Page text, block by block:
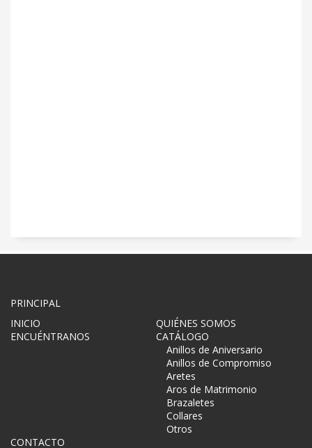
PRINCIPAL
INICIO
QUIÉNES SOMOS
ENCUÉNTRANOS
CATÁLOGO
Anillos de Aniversario
Anillos de Compromiso
Aretes
Aros de Matrimonio
Brazaletes
Collares
Otros
CONTACTO